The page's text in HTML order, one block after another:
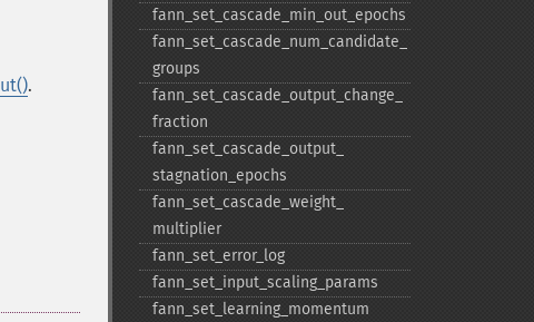
.
fann_​set_​cascade_​min_​out_​epochs
fann_​set_​cascade_​num_​candidate_​
groups
fann_​set_​cascade_​output_​change_​
fraction
fann_​set_​cascade_​output_​
stagnation_​epochs
fann_​set_​cascade_​weight_​
multiplier
fann_​set_​error_​log
fann_​set_​input_​scaling_​params
fann_​set_​learning_​momentum